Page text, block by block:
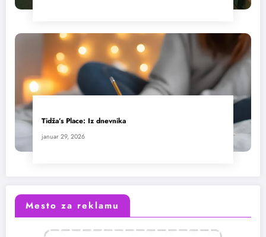
Tidža’s Place: Iz dnevnika
januar 29, 2026
Mesto za reklamu